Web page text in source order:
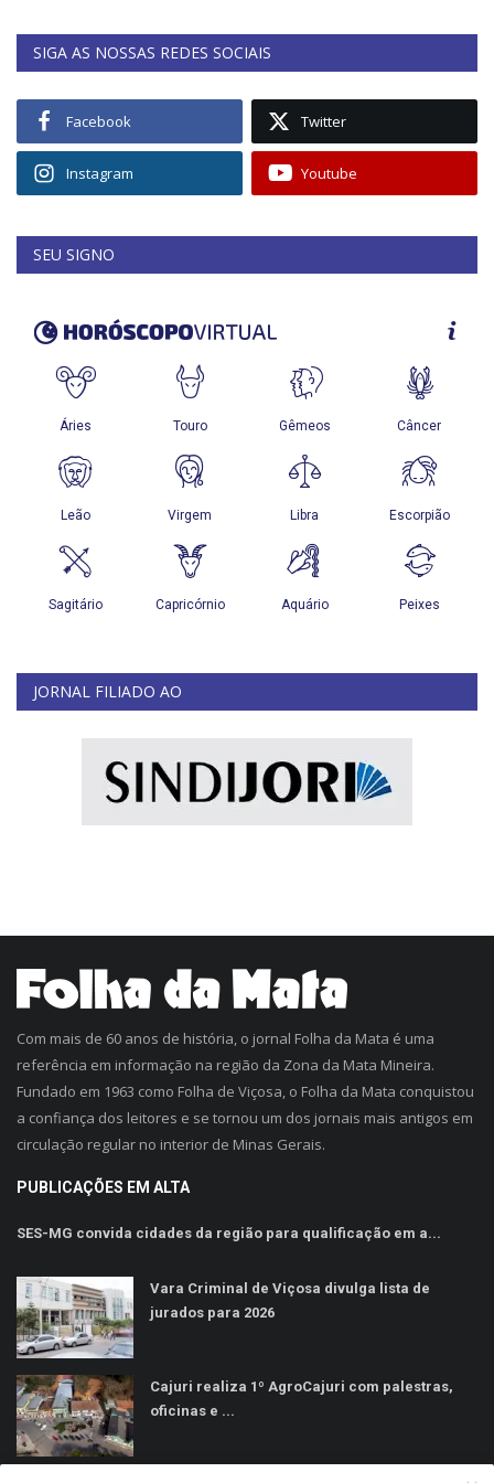
SIGA AS NOSSAS REDES SOCIAIS
Facebook Twitter
Instagram Youtube
SEU SIGNO
JORNAL FILIADO AO
Com mais de 60 anos de história, o jornal Folha da Mata é uma
referência em informação na região da Zona da Mata Mineira.
Fundado em 1963 como Folha de Viçosa, o Folha da Mata conquistou
a confiança dos leitores e se tornou um dos jornais mais antigos em
circulação regular no interior de Minas Gerais.
PUBLICAÇÕES EM ALTA
SES-MG convida cidades da região para qualificação em a...
Vara Criminal de Viçosa divulga lista de
jurados para 2026
Cajuri realiza 1º AgroCajuri com palestras,
oficinas e ...